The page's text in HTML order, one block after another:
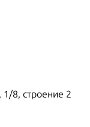
8, строение 2